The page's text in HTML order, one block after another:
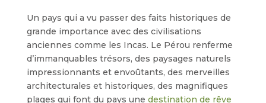
Un pays qui a vu passer des faits historiques de
grande importance avec des civilisations
anciennes comme les Incas. Le Pérou renferme
d’immanquables trésors, des paysages naturels
impressionnants et envoûtants, des merveilles
architecturales et historiques, des magnifiques
plages qui font du pays une destination de rêve